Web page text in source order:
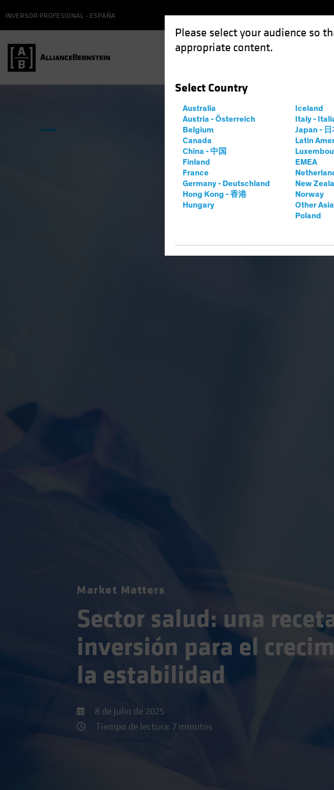
Please select your audience so
appropriate content.
Select Country
Australia
Austria - Österreich
Belgium
Canada
China - 中国
Finland
France
Germany - Deutschland
Hong Kong - 香港
Hungary
Iceland
Italy -
Japan - 日
Latin
EMEA
New
Norway
Other
Poland
INVERSOR PROFESIONAL - ESPAÑA
Market Matters
Sector salud: una
inversión para el
la estabilidad
8 de julio de 2025
Tiempo de lectura: 7 minutos